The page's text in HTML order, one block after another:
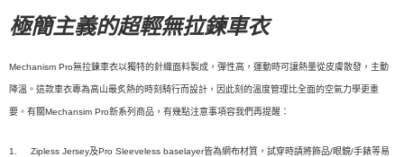
極簡主義的超輕無拉鍊車衣
Mechanism Pro無拉鍊車衣以獨特的針織面料製成，彈性高，運動時可讓熱量從皮膚散發，主動
降溫。這款車衣專為高山最炙熱的時刻騎行而設計，因此刻的溫度管理比全面的空氣力學更重
要。有關Mechansim Pro新系列商品，有幾點注意事項容我們再提醒：
1. Zipless Jersey及Pro Sleeveless baselayer皆為網布材質，試穿時請將飾品/眼鏡/手錶等易